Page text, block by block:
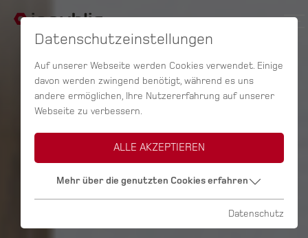
Datenschutzeinstellungen
Auf unserer Webseite werden Cookies verwendet. Einige
davon werden zwingend benötigt, während es uns
andere ermöglichen, Ihre Nutzererfahrung auf unserer
Webseite zu verbessern.
ALLE AKZEPTIEREN
Mehr über die genutzten Cookies erfahren
Datenschutz